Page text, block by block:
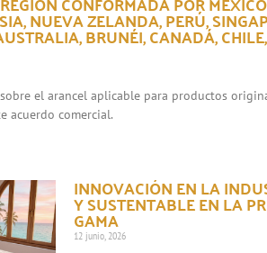
NUEVA ZELANDA, PERÚ,
BRUNÉI, CANADÁ,
el arancel aplicable para productos
acuerdo comercial.
INNOVACIÓN EN LA
Y SUSTENTABLE EN LA
GAMA
12 junio, 2026